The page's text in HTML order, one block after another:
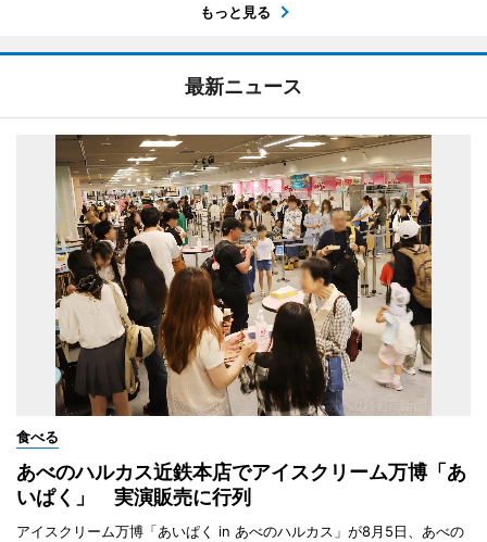
もっと見る
最新ニュース
食べる
あべのハルカス近鉄本店でアイスクリーム万博「あ
いぱく」 実演販売に行列
アイスクリーム万博「あいぱく in あべのハルカス」が8月5日、あべの